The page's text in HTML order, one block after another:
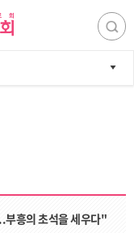
부흥의 초석을 세우다"